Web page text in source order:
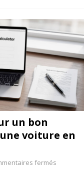
un bon
voiture en
fermés